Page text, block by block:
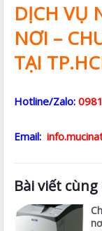
DỊCH VỤ
NƠI –
TẠI
Hotline/Zalo:
Email:
Bài viết